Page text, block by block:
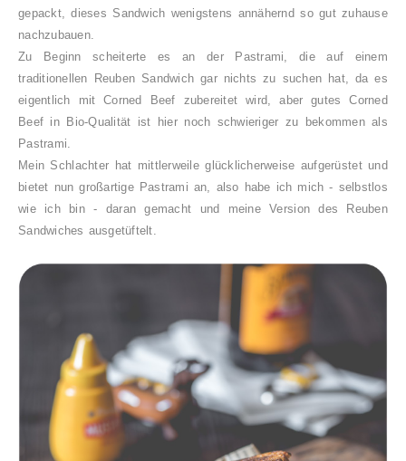
gepackt, dieses Sandwich wenigstens annähernd so gut zuhause
nachzubauen.
Zu Beginn scheiterte es an der Pastrami, die auf einem
traditionellen Reuben Sandwich gar nichts zu suchen hat, da es
eigentlich mit Corned Beef zubereitet wird, aber gutes Corned
Beef in Bio-Qualität ist hier noch schwieriger zu bekommen als
Pastrami.
Mein Schlachter hat mittlerweile glücklicherweise aufgerüstet und
bietet nun großartige Pastrami an, also habe ich mich - selbstlos
wie ich bin - daran gemacht und meine Version des Reuben
Sandwiches ausgetüftelt.